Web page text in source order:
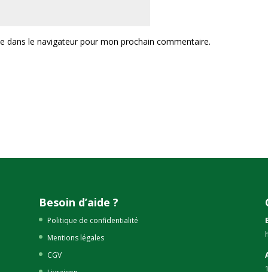
le navigateur pour mon prochain commentaire.
Besoin d’aide ?
Politique de confidentialité
Mentions légales
CGV